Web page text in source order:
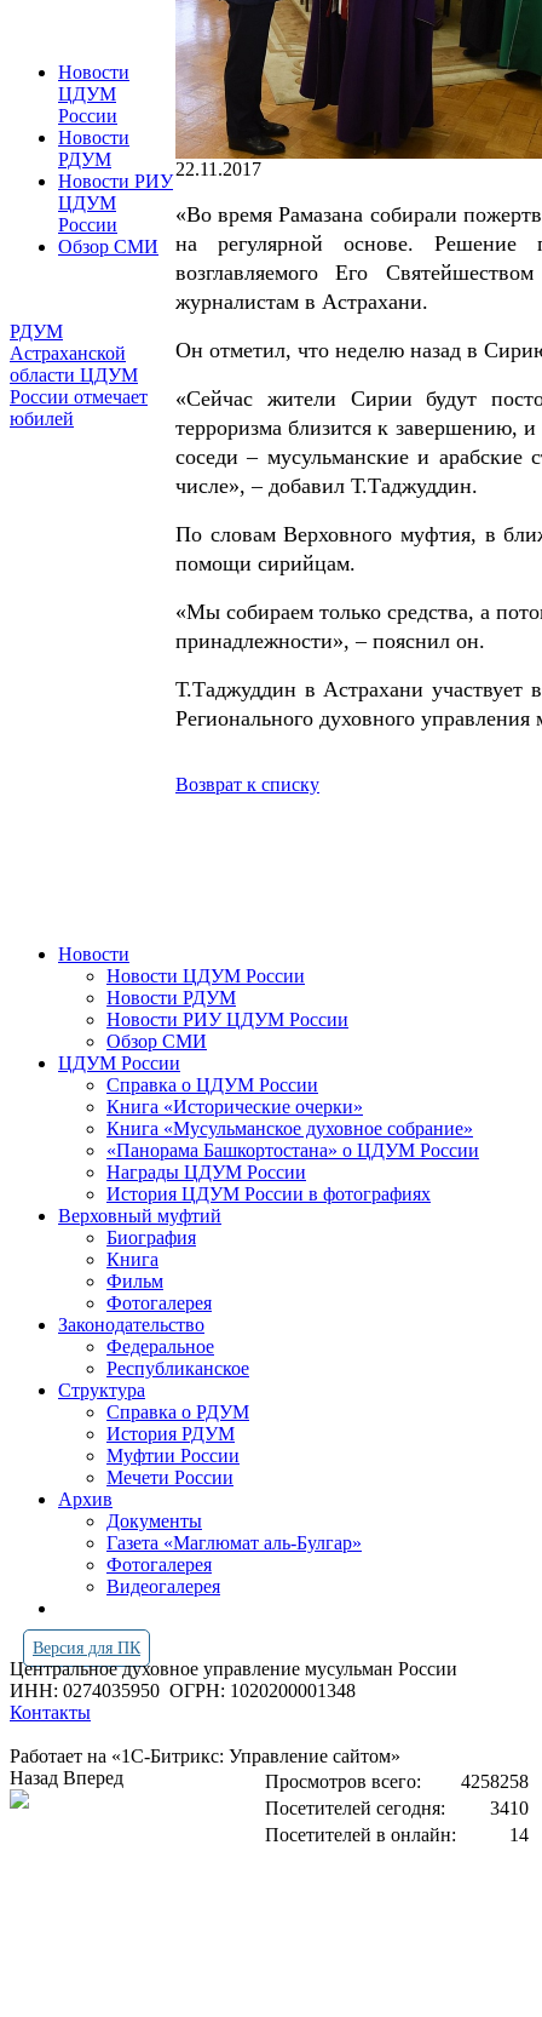
Новости
ЦДУМ
России
Новости
РДУМ
Новости РИУ
ЦДУМ
России
Обзор СМИ
РДУМ
Астраханской
области ЦДУМ
России отмечает
юбилей
22.11.2017
«Во время Рамазана собирали
на регулярной основе. Решение
возглавляемого Его
журналистам в Астрахани.
Он отметил, что неделю назад в
«Сейчас жители Сирии будут
терроризма близится к завершению,
соседи – мусульманские и
числе», – добавил Т.Таджуддин.
По словам Верховного муфтия, в
помощи сирийцам.
«Мы собираем только средства, а
принадлежности», – пояснил он.
Т.Таджуддин в Астрахани участвует
Регионального духовного
Возврат к списку
Новости
Новости ЦДУМ России
Новости РДУМ
Новости РИУ ЦДУМ России
Обзор СМИ
ЦДУМ России
Справка о ЦДУМ России
Книга «Исторические очерки»
Книга «Мусульманское духовное собрание»
«Панорама Башкортостана» о ЦДУМ России
Награды ЦДУМ России
История ЦДУМ России в фотографиях
Верховный муфтий
Биография
Книга
Фильм
Фотогалерея
Законодательство
Федеральное
Республиканское
Структура
Справка о РДУМ
История РДУМ
Муфтии России
Мечети России
Архив
Документы
Газета «Маглюмат аль-Булгар»
Фотогалерея
Видеогалерея
Версия для ПК
Центральное духовное управление мусульман России
ИНН: 0274035950 ОГРН: 1020200001348
Контакты
Работает на «1С-Битрикс: Управление сайтом»
Просмотров всего:
4258258
Посетителей сегодня:
3410
Посетителей в онлайн:
14
Назад Вперед